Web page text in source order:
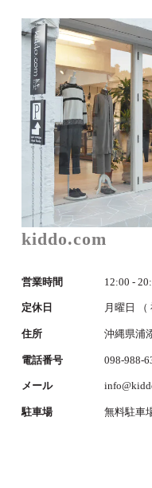
kiddo.com
営業時間 12:00 -
定休日 月曜日 （
住所 沖縄県浦
電話番号 098-988-
メール
駐車場 無料駐車